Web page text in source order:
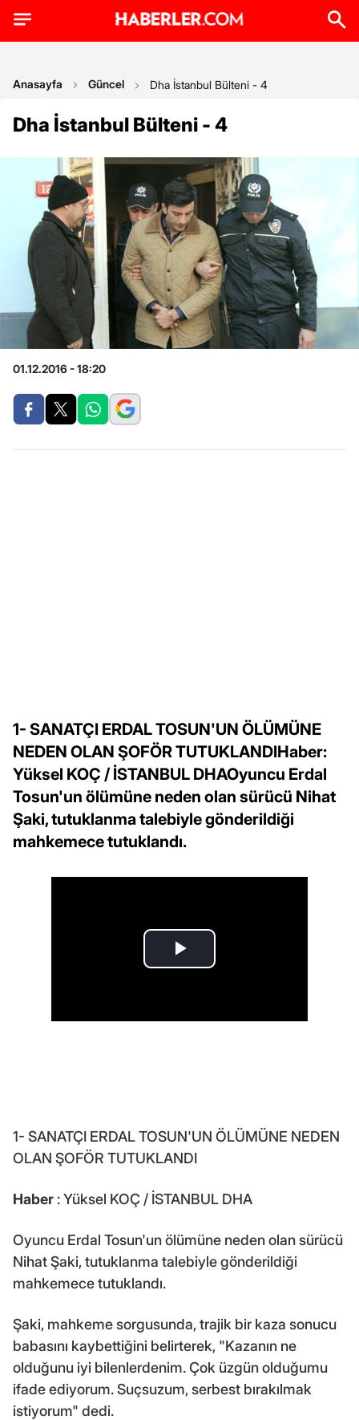
Anasayfa Güncel Dha İstanbul Bülteni - 4
Dha İstanbul Bülteni - 4
01.12.2016 - 18:20
1- SANATÇI ERDAL TOSUN'UN ÖLÜMÜNE
NEDEN OLAN ŞOFÖR TUTUKLANDIHaber:
Yüksel KOÇ / İSTANBUL DHAOyuncu Erdal
Tosun'un ölümüne neden olan sürücü Nihat
Şaki, tutuklanma talebiyle gönderildiği
mahkemece tutuklandı.
1- SANATÇI ERDAL TOSUN'UN ÖLÜMÜNE NEDEN
OLAN ŞOFÖR TUTUKLANDI
Haber : Yüksel KOÇ / İSTANBUL DHA
Oyuncu Erdal Tosun'un ölümüne neden olan sürücü
Nihat Şaki, tutuklanma talebiyle gönderildiği
mahkemece tutuklandı.
Şaki, mahkeme sorgusunda, trajik bir kaza sonucu
babasını kaybettiğini belirterek, "Kazanın ne
olduğunu iyi bilenlerdenim. Çok üzgün olduğumu
ifade ediyorum. Suçsuzum, serbest bırakılmak
istiyorum" dedi.